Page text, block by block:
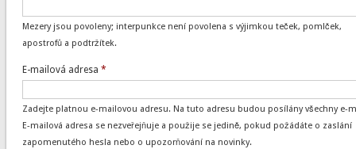
Mezery jsou povoleny; interpunkce není povolena s výjimkou teček, pomlček,
apostrofů a podtržítek.
E-mailová adresa *
Zadejte platnou e-mailovou adresu. Na tuto adresu budou posílány všechny e-
E-mailová adresa se nezveřejňuje a použije se jedině, pokud požádáte o zaslání
zapomenutého hesla nebo o upozorňování na novinky.